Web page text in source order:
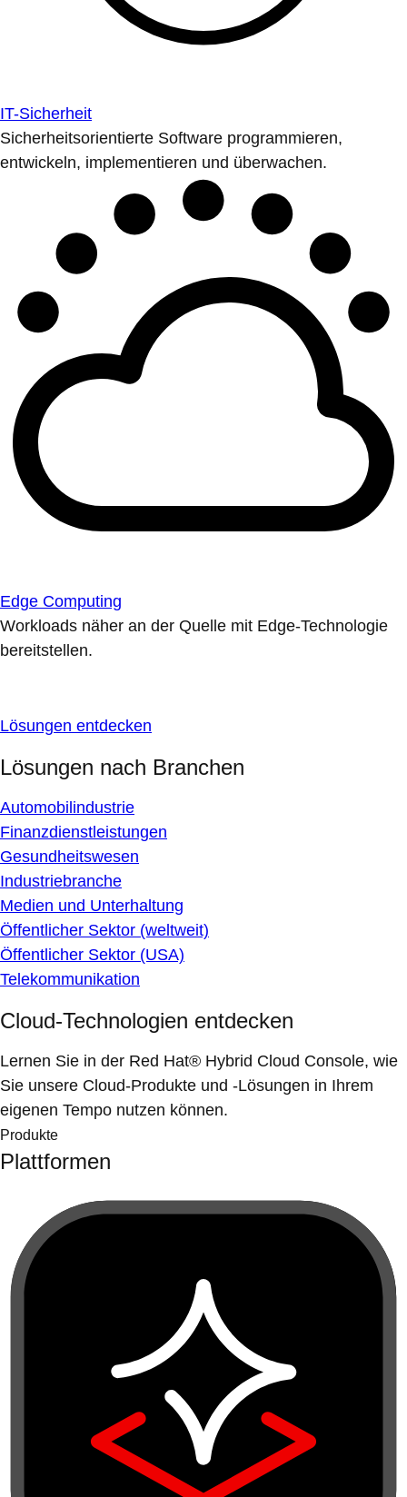
IT-Sicherheit
Sicherheitsorientierte Software programmieren,
entwickeln, implementieren und überwachen.
Edge Computing
Workloads näher an der Quelle mit Edge-Technologie
bereitstellen.
Lösungen entdecken
Lösungen nach Branchen
Automobilindustrie
Finanzdienstleistungen
Gesundheitswesen
Industriebranche
Medien und Unterhaltung
Öffentlicher Sektor (weltweit)
Öffentlicher Sektor (USA)
Telekommunikation
Cloud-Technologien entdecken
Lernen Sie in der Red Hat® Hybrid Cloud Console, wie
Sie unsere Cloud-Produkte und -Lösungen in Ihrem
eigenen Tempo nutzen können.
Produkte
Plattformen